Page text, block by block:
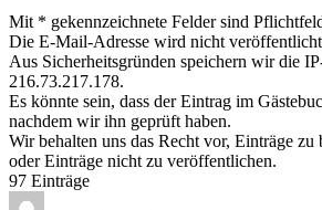
Mit * gekennzeichnete Felder sind
Die E-Mail-Adresse wird nicht
Aus Sicherheitsgründen speichern wir die
216.73.217.178.
Es könnte sein, dass der Eintrag im
nachdem wir ihn geprüft haben.
Wir behalten uns das Recht vor, Einträge zu
oder Einträge nicht zu veröffentlichen.
97 Einträge